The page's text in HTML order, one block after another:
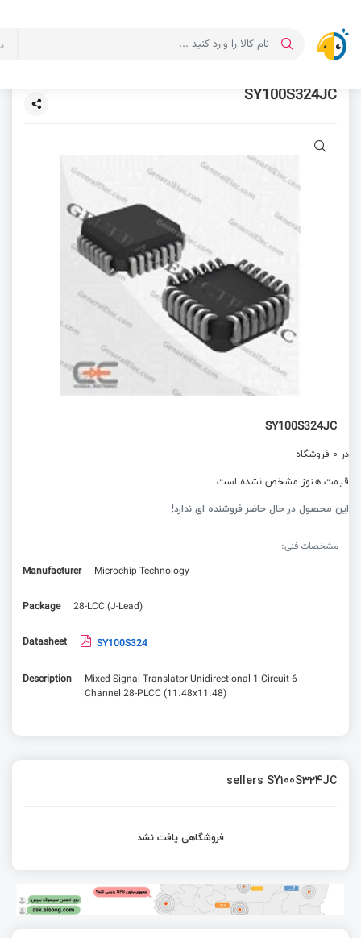
SY100S324JC
SY100S324JC
در 0 فروشگاه
قیمت هنوز مشخص نشده است
این محصول در حال حاضر فروشنده ای ندارد!
مشخصات فنی:
Manufacturer
Microchip Technology
Package 28-LCC (J-Lead)
Datasheet SY100S324
Description
Mixed Signal Translator Unidirectional 1 Circuit 6
Channel 28-PLCC (11.48x11.48)
sellers SY100S324JC
فروشگاهی یافت نشد